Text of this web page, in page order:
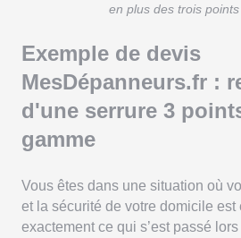
en plus des trois points
Exemple de devis
MesDépanneurs.fr :
d'une serrure 3
gamme
Vous êtes dans une situation où
et la sécurité de votre domicile est
exactement ce qui s’est passé